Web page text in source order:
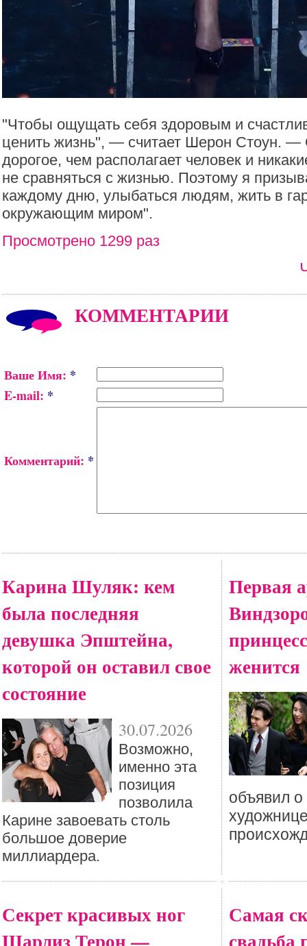
"Чтобы ощущать себя здоровым и
ценить жизнь", — считает Шерон Стоун.
дорогое, чем располагает человек и
не сравняться с жизнью. Поэтому я
каждому дню, улыбаться людям, жить в
окружающим миром".
Просмотрено 1299 раз
КОММЕНТАРИИ
Ваше Имя: *
E-mail: *
Комментарий: *
Карина Шуляк: кем
была последняя
девушка Эпштейна,
которой он оставил свое
состояние
30.07.2026
Возможно,
именно эта
позиция
позволила
Карине завоевать столь
большое доверие
миллиардера.
Первая
женится
объявил
Секрет красивых ног
Самая